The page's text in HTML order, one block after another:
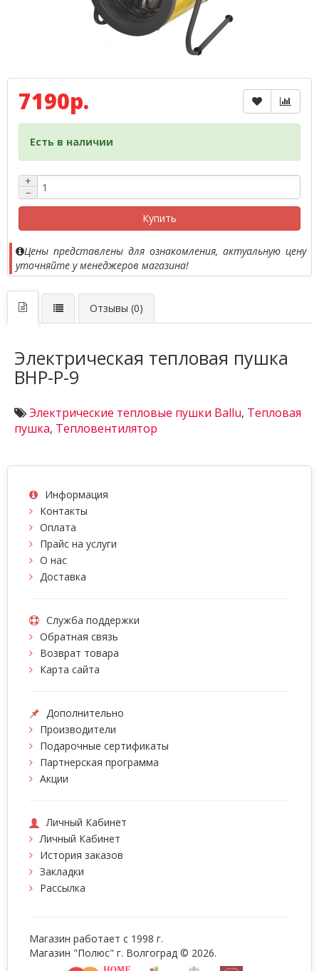
7190р.
Есть в наличии
+
−
Купить
Цены представлены для ознакомления, актуальную цену
уточняйте у менеджеров магазина!
Отзывы (0)
Электрическая тепловая пушка
BHP-P-9
Электрические тепловые пушки Ballu, Тепловая
пушка, Тепловентилятор
Информация
Контакты
Оплата
Прайс на услуги
О нас
Доставка
Служба поддержки
Обратная связь
Возврат товара
Карта сайта
Дополнительно
Производители
Подарочные сертификаты
Партнерская программа
Акции
Личный Кабинет
Личный Кабинет
История заказов
Закладки
Рассылка
Магазин работает с 1998 г.
Магазин "Полюс" г. Волгоград © 2026.